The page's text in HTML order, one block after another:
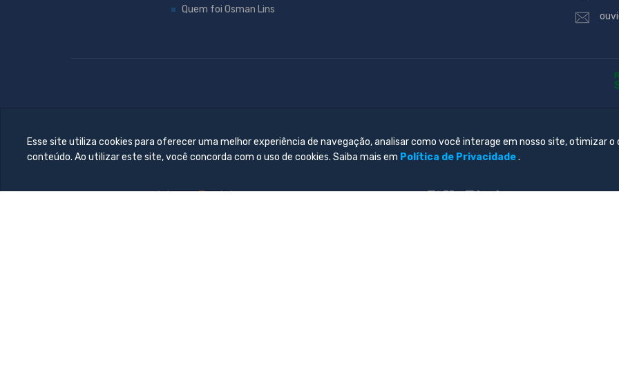
Quem foi Osman Lins
Esse site utiliza cookies para oferecer uma melhor experiência de navegação, analisar como você interage em nosso site, otimizar o
conteúdo. Ao utilizar este site, você concorda com o uso de cookies. Saiba mais em Política de Privacidade .